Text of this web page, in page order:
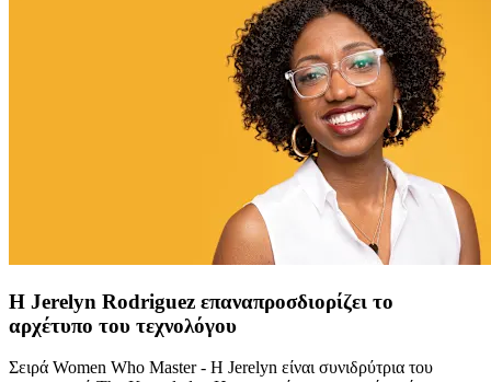
Η Jerelyn Rodriguez επαναπροσδιορίζει το
αρχέτυπο του τεχνολόγου
Σειρά Women Who Master - Η Jerelyn είναι συνιδρύτρια του